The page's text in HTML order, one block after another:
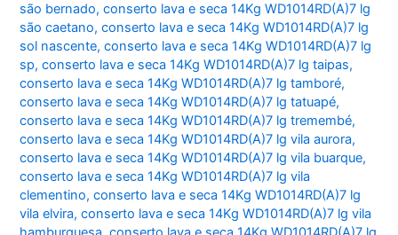
são bernado,conserto lava e seca 14Kg WD1014RD(A)7 lg
são caetano,conserto lava e seca 14Kg WD1014RD(A)7 lg
sol nascente,conserto lava e seca 14Kg WD1014RD(A)7 lg
sp,conserto lava e seca 14Kg WD1014RD(A)7 lg taipas,
conserto lava e seca 14Kg WD1014RD(A)7 lg tamboré,
conserto lava e seca 14Kg WD1014RD(A)7 lg tatuapé,
conserto lava e seca 14Kg WD1014RD(A)7 lg tremembé,
conserto lava e seca 14Kg WD1014RD(A)7 lg vila aurora,
conserto lava e seca 14Kg WD1014RD(A)7 lg vila buarque,
conserto lava e seca 14Kg WD1014RD(A)7 lg vila
clementino,conserto lava e seca 14Kg WD1014RD(A)7 lg
vila elvira,conserto lava e seca 14Kg WD1014RD(A)7 lg vila